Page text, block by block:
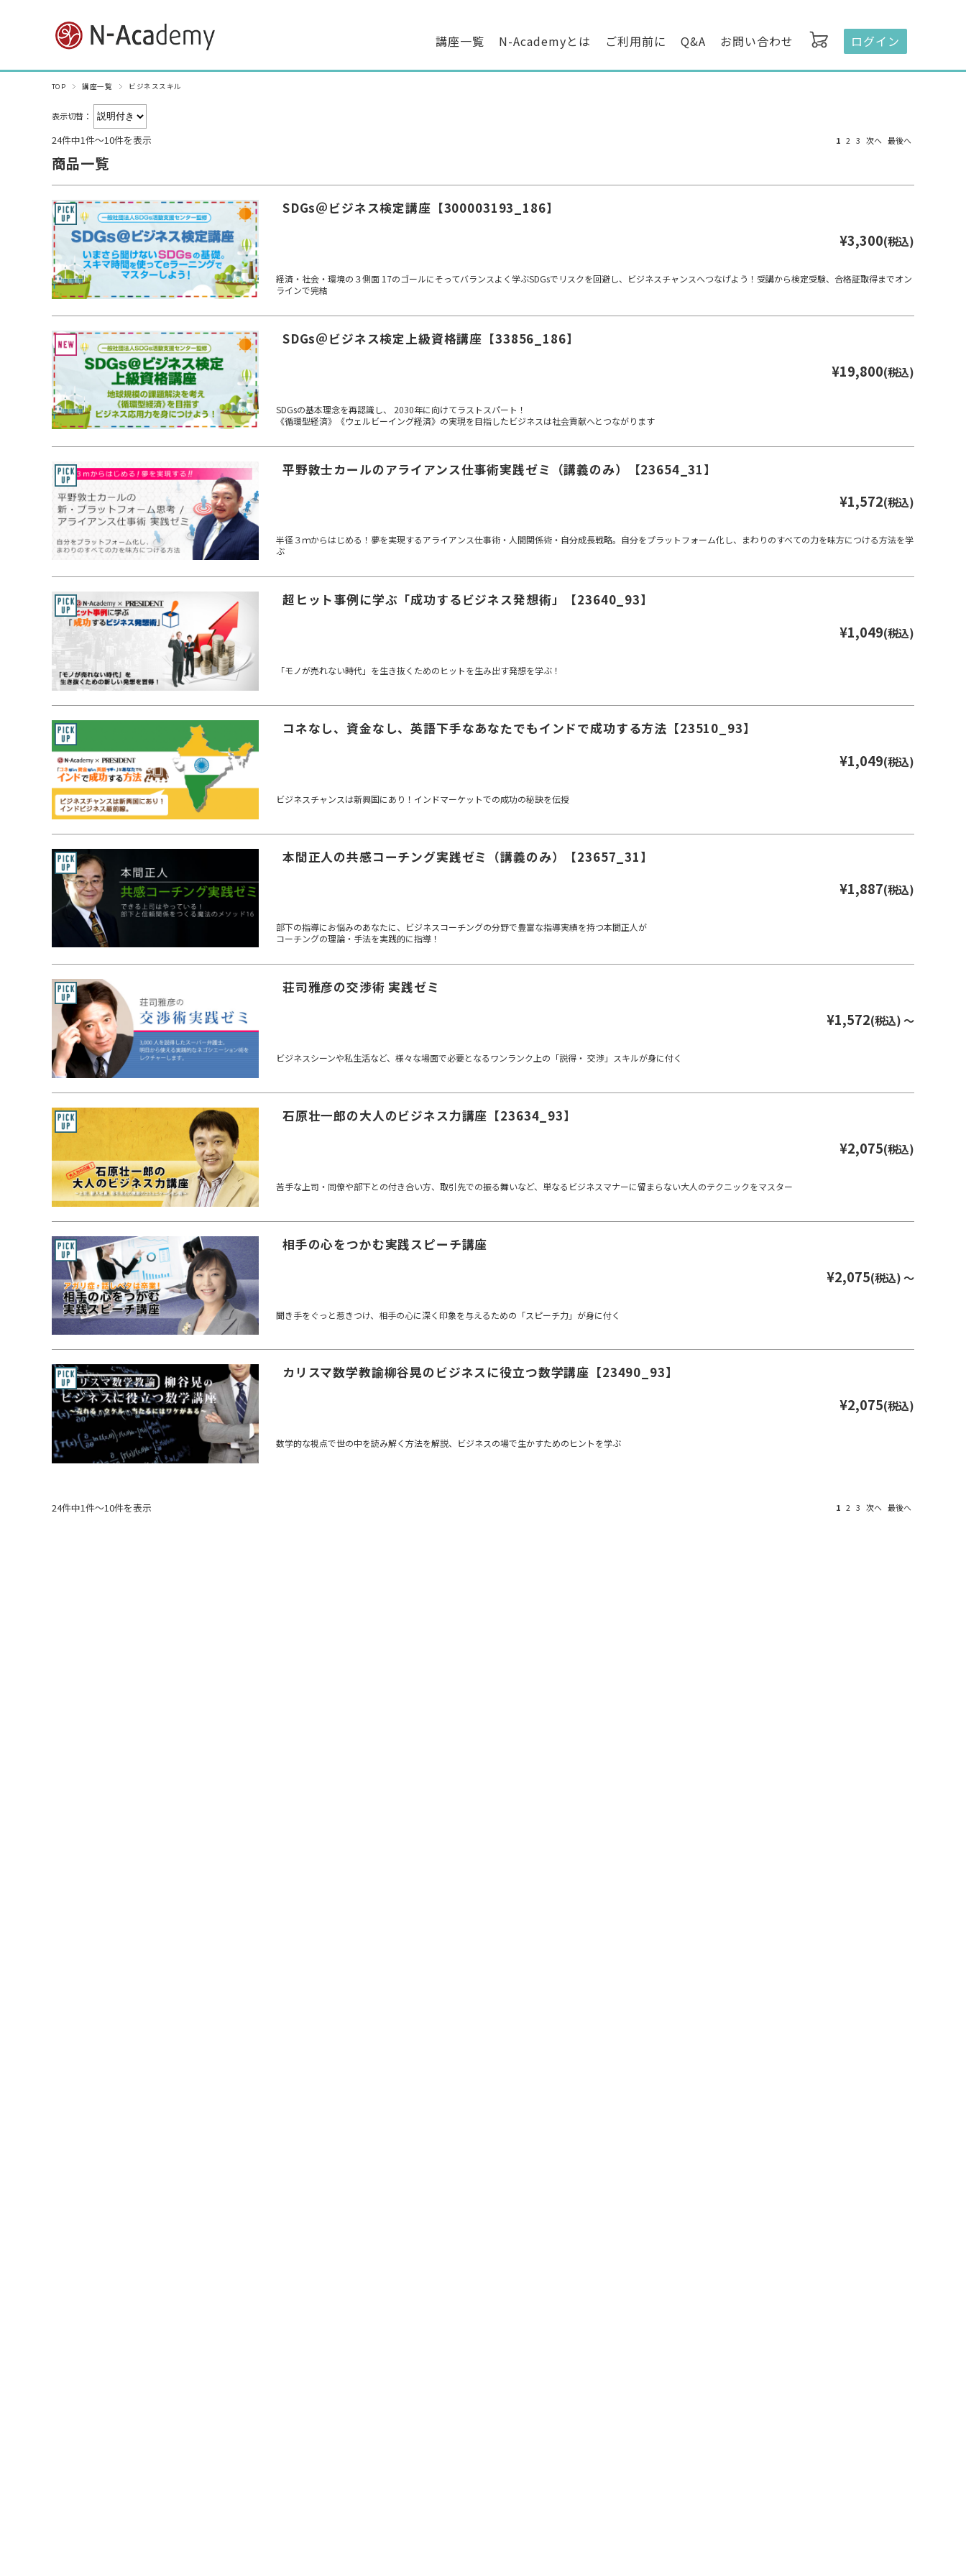
講座一覧 N-Academyとは ご利用前に Q&A お問い合わせ ログイン
TOP 講座一覧 ビジネススキル
表示切替：
24件中1件～10件を表示 1 2 3 次へ 最後へ
商品一覧
SDGs＠ビジネス検定講座【300003193_186】
¥3,300(税込)
経済・社会・環境の３側面 17のゴールにそってバランスよく学ぶSDGsでリスクを回避し、ビジネスチャンスへつなげよう！受講から検定受験、合格証取得までオン
ラインで完結
SDGs＠ビジネス検定上級資格講座【33856_186】
¥19,800(税込)
SDGsの基本理念を再認識し、 2030年に向けてラストスパート！
《循環型経済》《ウェルビーイング経済》の実現を目指したビジネスは社会貢献へとつながります
平野敦士カールのアライアンス仕事術実践ゼミ（講義のみ）【23654_31】
¥1,572(税込)
半径３ｍからはじめる！夢を実現するアライアンス仕事術・人間関係術・自分成長戦略。自分をプラットフォーム化し、まわりのすべての力を味方につける方法を学
ぶ
超ヒット事例に学ぶ「成功するビジネス発想術」【23640_93】
¥1,049(税込)
「モノが売れない時代」を生き抜くためのヒットを生み出す発想を学ぶ！
コネなし、資金なし、英語下手なあなたでもインドで成功する方法【23510_93】
¥1,049(税込)
ビジネスチャンスは新興国にあり！インドマーケットでの成功の秘訣を伝授
本間正人の共感コーチング実践ゼミ（講義のみ）【23657_31】
¥1,887(税込)
部下の指導にお悩みのあなたに、ビジネスコーチングの分野で豊富な指導実績を持つ本間正人が
コーチングの理論・手法を実践的に指導！
荘司雅彦の交渉術 実践ゼミ
¥1,572(税込)～
ビジネスシーンや私生活など、様々な場面で必要となるワンランク上の「説得・ 交渉」スキルが身に付く
石原壮一郎の大人のビジネス力講座【23634_93】
¥2,075(税込)
苦手な上司・同僚や部下との付き合い方、取引先での振る舞いなど、単なるビジネスマナーに留まらない大人のテクニックをマスター
相手の心をつかむ実践スピーチ講座
¥2,075(税込)～
聞き手をぐっと惹きつけ、相手の心に深く印象を与えるための「スピーチ力」が身に付く
カリスマ数学教諭柳谷晃のビジネスに役立つ数学講座【23490_93】
¥2,075(税込)
数学的な視点で世の中を読み解く方法を解説、ビジネスの場で生かすためのヒントを学ぶ
24件中1件～10件を表示 1 2 3 次へ 最後へ